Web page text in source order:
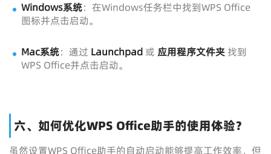
Windows系统：在Windows任务栏中找到WPS Office
图标并点击启动。
Mac系统：通过 Launchpad 或 应用程序文件夹找到
WPS Office并点击启动。
六、如何优化WPS Office助手的使用体验？
虽然设置WPS Office助手的自动启动能够提高工作效率，但